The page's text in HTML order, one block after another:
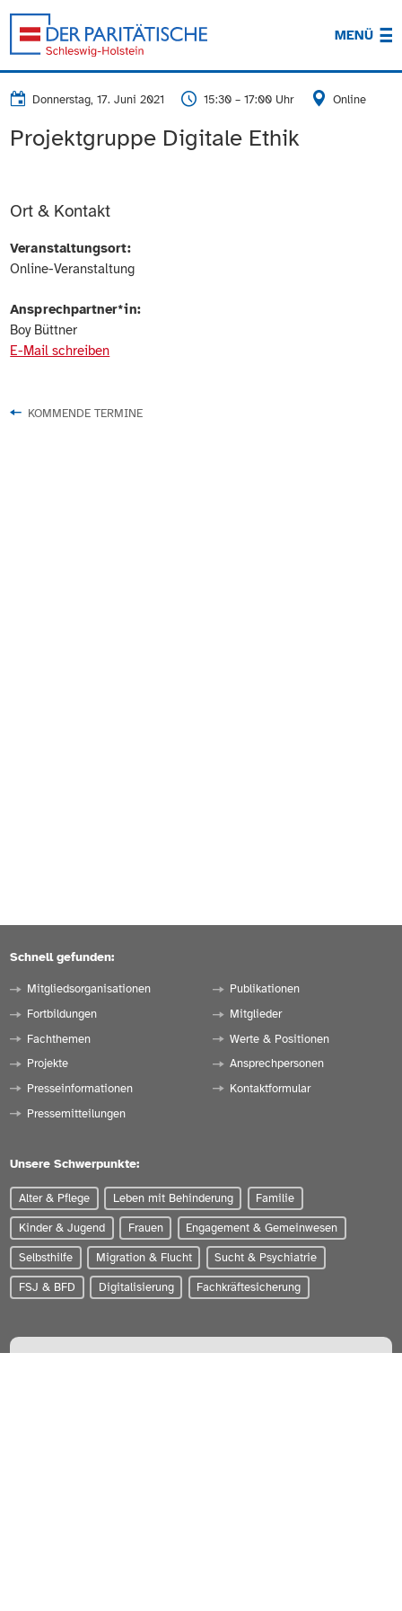
MENÜ
Donnerstag, 17. Juni 2021 15:30 – 17:00 Uhr Online
Projektgruppe Digitale Ethik
Ort & Kontakt
Veranstaltungsort:
Online-Veranstaltung
Ansprechpartner*in:
Boy Büttner
E-Mail schreiben
KOMMENDE TERMINE
Schnell gefunden:
Mitgliedsorganisationen
Fortbildungen
Fachthemen
Projekte
Presseinformationen
Pressemitteilungen
Publikationen
Mitglieder
Werte & Positionen
Ansprechpersonen
Kontaktformular
Unsere Schwerpunkte:
Alter & Pflege Leben mit Behinderung Familie
Kinder & Jugend Frauen Engagement & Gemeinwesen
Selbsthilfe Migration & Flucht Sucht & Psychiatrie
FSJ & BFD Digitalisierung Fachkräftesicherung